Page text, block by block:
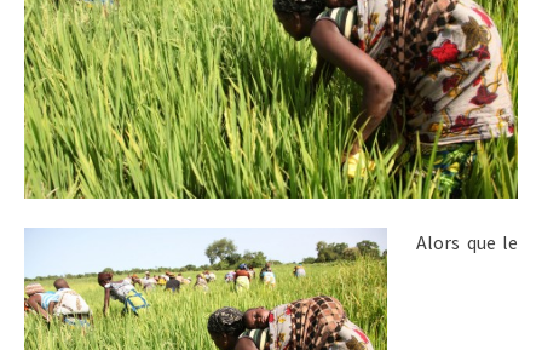
Alors que le